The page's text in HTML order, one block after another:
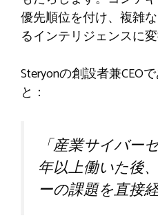
優先順位を付け、複雑
るインテリジェンスに変
Steryonの創設者兼CEO
と：
「産業サイバー
年以上働いた後
ーの課題を直接